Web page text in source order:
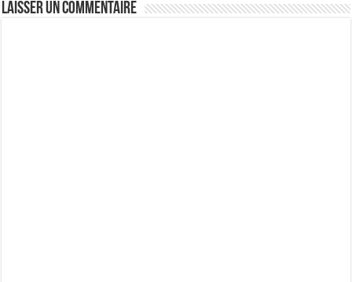
Laisser un commentaire